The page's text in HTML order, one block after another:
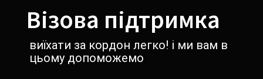
содержимомуВізова підтримка
виїхати за кордон легко! і ми вам в
цьому допоможемо